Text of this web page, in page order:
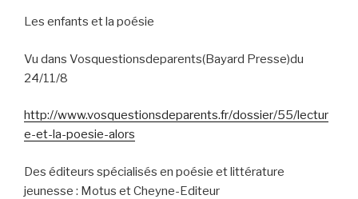
Les enfants et la poésie
Vu dans Vosquestionsdeparents(Bayard Presse)du
24/11/8
http://www.vosquestionsdeparents.fr/dossier/55/lectur
e-et-la-poesie-alors
Des éditeurs spécialisés en poésie et littérature
jeunesse : Motus et Cheyne-Editeur